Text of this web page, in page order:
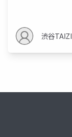
渋谷TAIZI